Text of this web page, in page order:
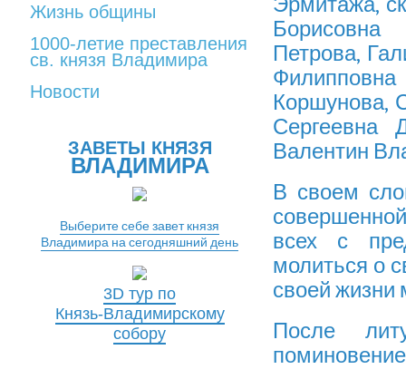
Жизнь общины
1000-летие преставления
св. князя Владимира
Новости
ЗАВЕТЫ КНЯЗЯ
ВЛАДИМИРА
Выберите себе завет князя
Владимира на сегодняшний день
3D тур по
Князь-Владимирскому
собору
Петрова,
Коршунова,
Сергеевна
Валентин
В своем
всех с
молиться о
своей жизни
После